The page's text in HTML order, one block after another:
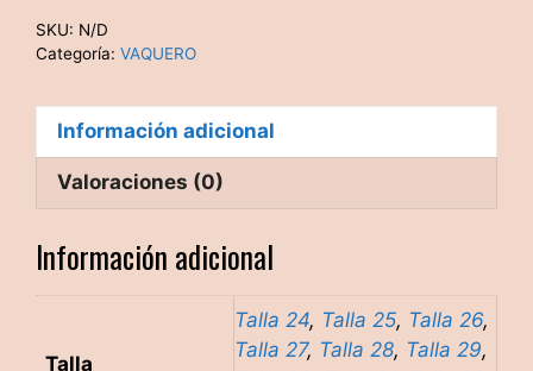
SKU: N/D
Categoría: VAQUERO
Información adicional
Valoraciones (0)
Información adicional
Talla
Talla 24, Talla 25, Talla 26,
Talla 27, Talla 28, Talla 29,